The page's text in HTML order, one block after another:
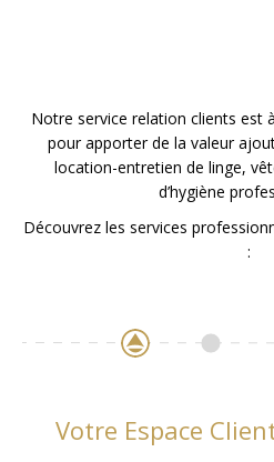
Notre service relation clients est
pour apporter de la valeur
location-entretien de linge,
d’hygiène
Découvrez les services
:
Votre Espace